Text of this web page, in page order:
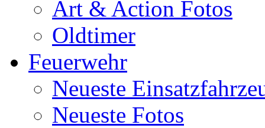
Art & Action Fotos
Oldtimer
Feuerwehr
Neueste
Neueste Fotos